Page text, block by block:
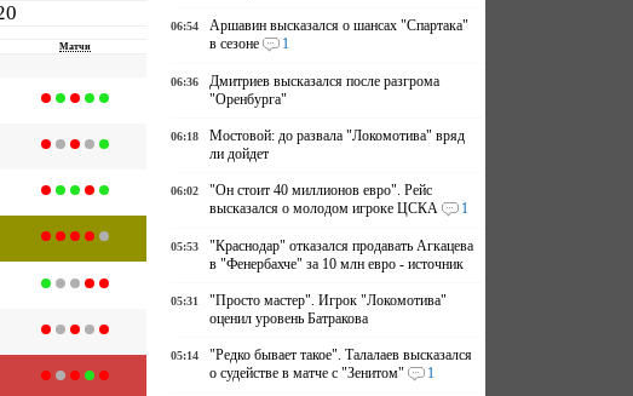
Матчи
06:54
Аршавин высказался о шансах "Спартака"
в сезоне
1
06:36
Дмитриев высказался после разгрома
"Оренбурга"
06:18
Мостовой: до развала "Локомотива" вряд
ли дойдет
06:02
"Он стоит 40 миллионов евро". Рейс
высказался о молодом игроке ЦСКА
1
05:53
"Краснодар" отказался продавать Агкацева
в "Фенербахче" за 10 млн евро - источник
05:31
"Просто мастер". Игрок "Локомотива"
оценил уровень Батракова
05:14
"Редко бывает такое". Талалаев высказался
о судействе в матче с "Зенитом"
1